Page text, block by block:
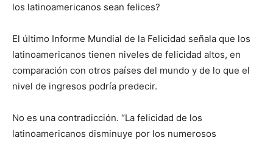
los latinoamericanos sean felices?
El último Informe Mundial de la Felicidad señala que los
latinoamericanos tienen niveles de felicidad altos, en
comparación con otros países del mundo y de lo que el
nivel de ingresos podría predecir.
No es una contradicción. “La felicidad de los
latinoamericanos disminuye por los numerosos